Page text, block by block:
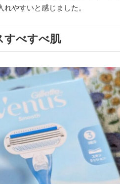
やすいと感じました。
すべすべ肌